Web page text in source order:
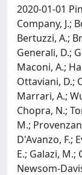
2020-01-01
Company, J.;
Bertuzzi, A.;
Generali, D.;
Maconi, A.;
Ottaviani, D.;
Marrari, A.;
Chopra, N.;
M.;
D'Avanzo, F.;
E.; Galazi, M.;
Newsom-